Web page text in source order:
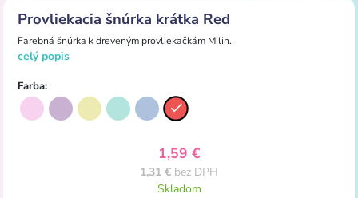
Provliekacia šnúrka krátka Red
Farebná šnúrka k dreveným provliekačkám Milin.
celý popis
Farba:
1,59 €
1,31 € bez DPH
Skladom